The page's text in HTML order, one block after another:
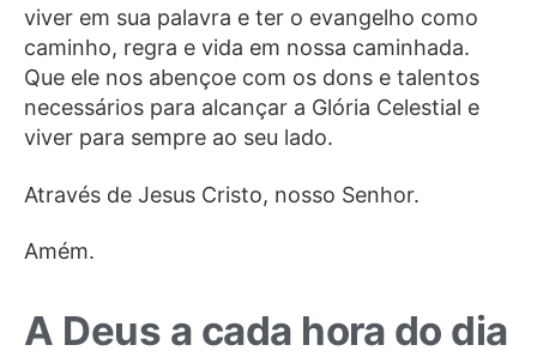
viver em sua palavra e ter o evangelho como
caminho, regra e vida em nossa caminhada.
Que ele nos abençoe com os dons e talentos
necessários para alcançar a Glória Celestial e
viver para sempre ao seu lado.
Através de Jesus Cristo, nosso Senhor.
Amém.
A Deus a cada hora do dia